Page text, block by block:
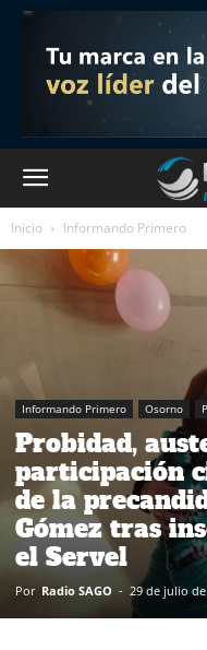
Inicio Informando Primero
Informando Primero Osorno
Probidad,
participación
de la
Gómez tras
el Servel
Por Radio SAGO - 29 de julio de